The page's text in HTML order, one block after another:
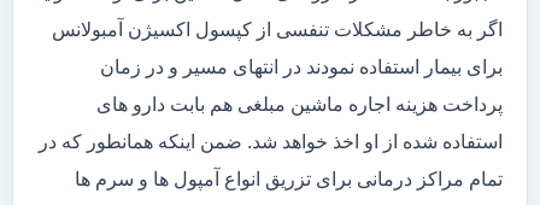
اگر به خاطر مشکلات تنفسی از کپسول اکسیژن آمبولانس
برای بیمار استفاده نمودند در انتهای مسیر و در زمان
پرداخت هزینه اجاره ماشین مبلغی هم بابت دارو های
استفاده شده از او اخذ خواهد شد. ضمن اینکه همانطور که در
تمام مراکز درمانی برای تزریق انواع آمپول ها و سرم ها